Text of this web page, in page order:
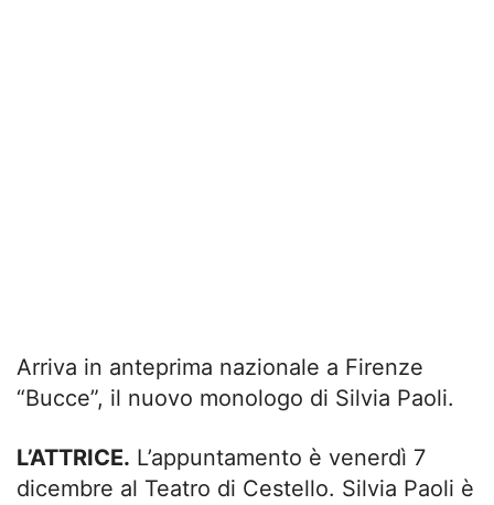
Arriva in anteprima nazionale a Firenze
“Bucce”, il nuovo monologo di Silvia Paoli.
L’ATTRICE. L’appuntamento è venerdì 7
dicembre al Teatro di Cestello. Silvia Paoli è